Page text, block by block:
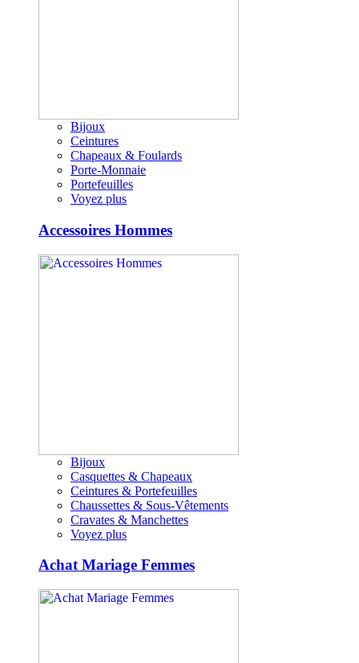
Bijoux
Ceintures
Chapeaux & Foulards
Porte-Monnaie
Portefeuilles
Voyez plus
Accessoires Hommes
Bijoux
Casquettes & Chapeaux
Ceintures & Portefeuilles
Chaussettes & Sous-Vêtements
Cravates & Manchettes
Voyez plus
Achat Mariage Femmes